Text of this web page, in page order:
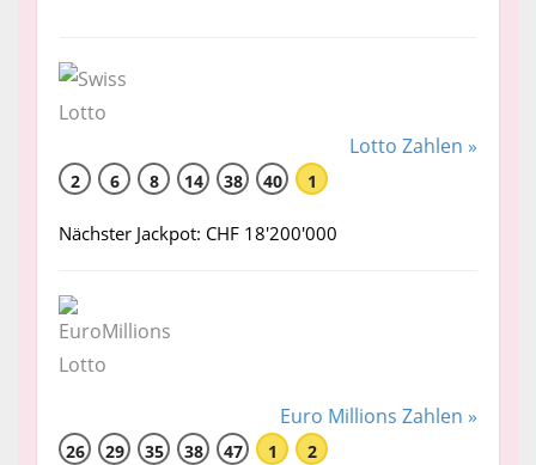
Lotto Zahlen »
2 6 8 14 38 40 1
Nächster Jackpot: CHF 18'200'000
Euro Millions Zahlen »
26 29 35 38 47 1 2